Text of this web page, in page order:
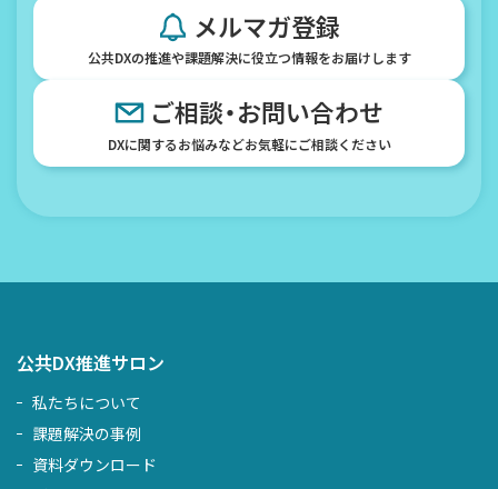
メルマガ登録
公共DXの推進や課題解決に役立つ情報をお届けします
ご相談・お問い合わせ
DXに関するお悩みなどお気軽にご相談ください
公共DX推進サロン
私たちについて
課題解決の事例
資料ダウンロード